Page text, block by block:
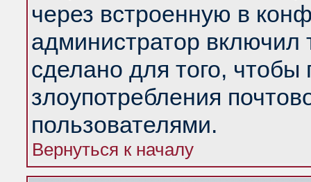
через встроенную в
администратор
сделано для того, чтобы
злоупотребления
пользователями.
Вернуться к началу